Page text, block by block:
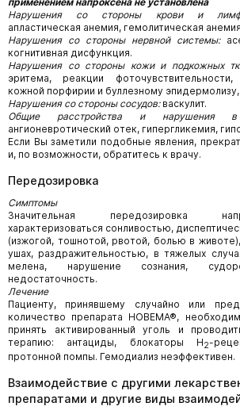
Нарушения со стороны крови и
апластическая анемия, гемолитическая
Нарушения со стороны нервной системы:
когнитивная дисфункция.
Нарушения со стороны кожи и подкожных
эритема, реакции
кожной порфирии и буллезному эпидермолизу,
Нарушения со стороны сосудов:васкулит.
Общие расстройства и нарушения
ангионевротический отек, гипергликемия,
Если Вы заметили подобные явления,
и, по возможности, обратитесь к врачу.
Передозировка
Симптомы
Значительная передозировка
характеризоваться сонливостью,
(изжогой, тошнотой, рвотой, болью в
ушах, раздражительностью, в тяжелых
мелена, нарушение сознания,
недостаточность.
Лечение
Пациенту, принявшему случайно или
количество препарата НОВЕМА®,
принять активированный уголь и
терапию: антациды, блокаторы Н2-
протонной помпы. Гемодиализ неэффективен.
Взаимодействие с другими
препаратами и другие виды